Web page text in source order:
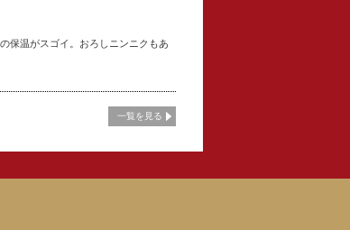
保温がスゴイ。おろしニンニクもあ
一覧を見る